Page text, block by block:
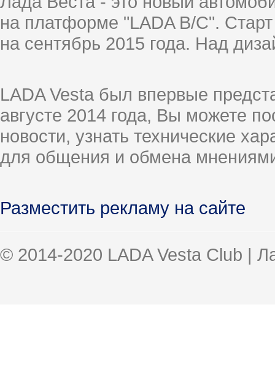
на платформе "LADA B/C".
на сентябрь 2015 года. Над
LADA Vesta был впервые
августе 2014 года, Вы можете
новости, узнать технические
для общения и обмена
Разместить рекламу на сайте
© 2014-2020 LADA Vesta Club |